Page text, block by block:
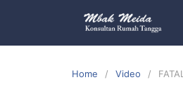
Home Video